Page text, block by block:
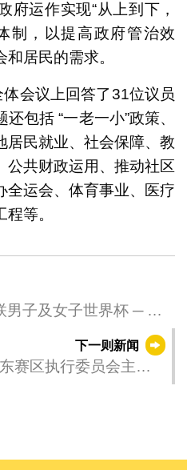
府运作实现“从上到下，
制，以提高政府管治效
居民的需求。
会议上回答了31位议员
包括 “一老一小”政策、
居民就业、社会保障、教
公共财政运用、推动社区
全运会、体育事业、医疗
等。
男子及女子世界杯 ─ 由
下一则新闻
赛区执行委员会主